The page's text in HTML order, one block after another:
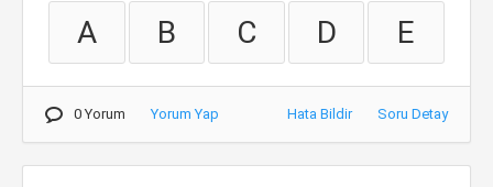
A B C D E
0 Yorum Yorum Yap Hata Bildir Soru Detay